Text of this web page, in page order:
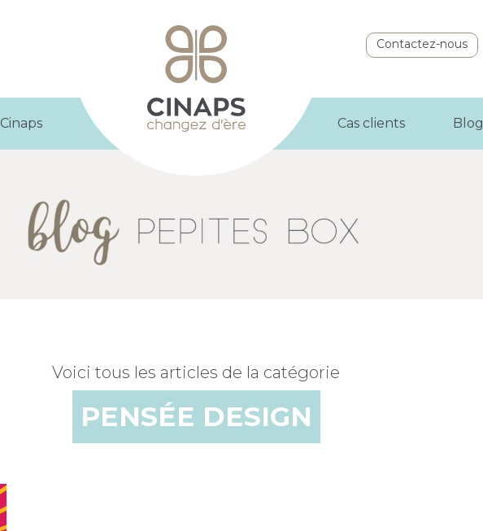
Contactez-nous
Cinaps Cas clients Blog
Voici tous les articles de la catégorie
PENSÉE DESIGN